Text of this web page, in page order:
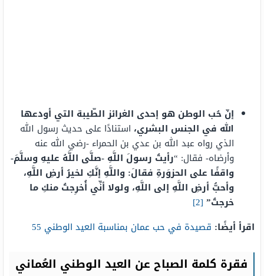
إنّ حُب الوطن هو إحدى الغرائز الطّيبة التي أودعها
الله في الجنس البشري، استنادًا على حديث رسول الله
الذي رواه عبد الله بن عدي بن الحمراء -رضي الله عنه
وأرضاه- فقال: “رأيتُ رسولَ اللَّهِ -صلَّى اللَّهُ عليهِ وسلَّمَ-
واقفًا على الحزوَرةِ فقالَ: واللَّهِ إنَّكِ لخيرُ أرضِ اللَّهِ،
وأحبُّ أرضِ اللَّهِ إلى اللَّهِ، ولولا أنِّي أُخرِجتُ منكِ ما
خرجتُ”
[2]
اقرأ أيضًا: قصيدة في حب عمان بمناسبة العيد الوطني 55
فقرة كلمة الصباح عن العيد الوطني العُماني